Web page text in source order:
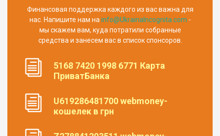
Финансовая поддержка каждого из вас важна для
нас. Напишите нам на info@UkrainaIncognita.com -
мы скажем вам, куда потратили собранные
средства и занесем вас в список спонсоров.
5168 7420 1998 6771 Карта
ПриватБанка
U619286481700 webmoney-
кошелек в грн